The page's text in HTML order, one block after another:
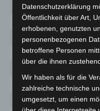
Pattensen
1
Ronnenberg
14
Seelze
28
Sehnde
8
Uetze
6
Wedemark
35
Datenschutzerklärung
Öffentlichkeit über Art,
erhobenen, genutzten
personenbezogenen
betroffene Personen
über die ihnen
Wir haben als für die
zahlreiche technische
umgesetzt, um einen